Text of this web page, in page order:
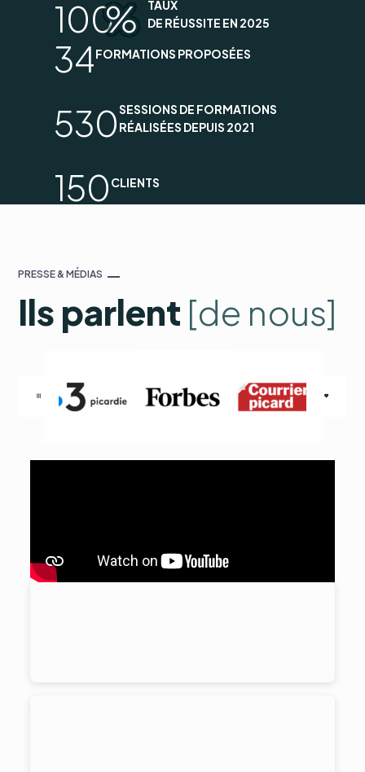
100%
TAUX
DE RÉUSSITE EN 2025
34FORMATIONS PROPOSÉES
530SESSIONS DE FORMATIONS
RÉALISÉES DEPUIS 2021
150 CLIENTS
PRESSE & MÉDIAS
Ils parlent [de nous]